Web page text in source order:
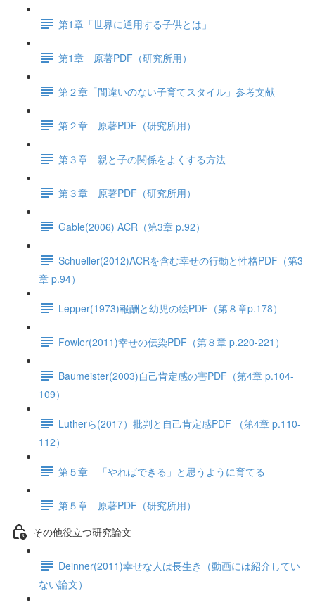
第1章「世界に通用する子供とは」
第1章 原著PDF（研究所用）
第２章「間違いのない子育てスタイル」参考文献
第２章 原著PDF（研究所用）
第３章 親と子の関係をよくする方法
第３章 原著PDF（研究所用）
Gable(2006) ACR（第3章 p.92）
Schueller(2012)ACRを含む幸せの行動と性格PDF（第3
章 p.94）
Lepper(1973)報酬と幼児の絵PDF（第８章p.178）
Fowler(2011)幸せの伝染PDF（第８章 p.220-221）
Baumeister(2003)自己肯定感の害PDF（第4章 p.104-
109）
Lutherら(2017）批判と自己肯定感PDF （第4章 p.110-
112）
第５章 「やればできる」と思うように育てる
第５章 原著PDF（研究所用）
その他役立つ研究論文
Deinner(2011)幸せな人は長生き（動画には紹介してい
ない論文）